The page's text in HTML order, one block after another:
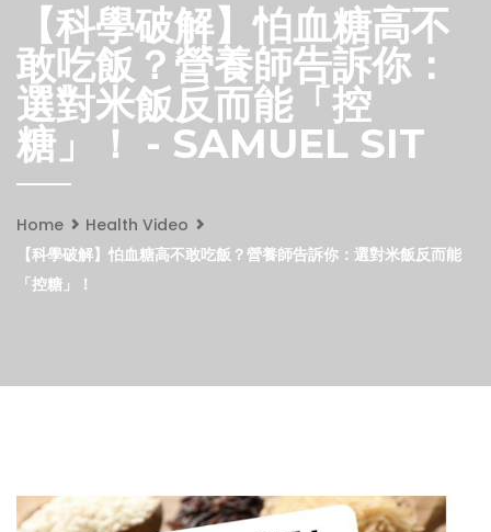
【科學破解】怕血糖高不
敢吃飯？營養師告訴你：
選對米飯反而能「控
糖」！ - SAMUEL SIT
Home
Health Video
【科學破解】怕血糖高不敢吃飯？營養師告訴你：選對米飯反而能
「控糖」！